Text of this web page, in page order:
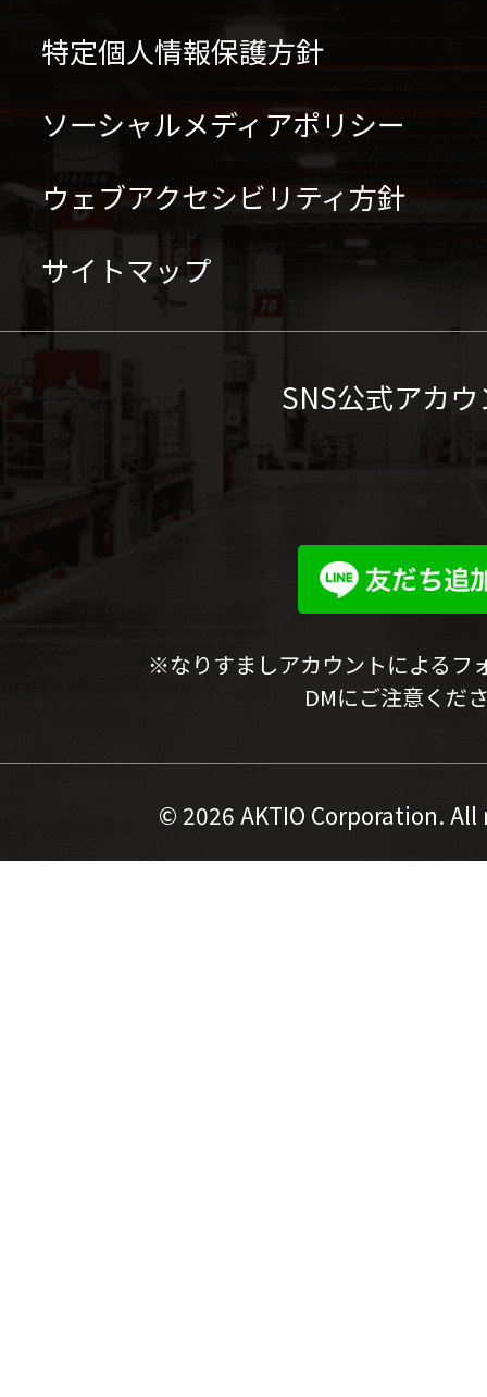
特定個人情報保護方針
ソーシャルメディアポリシー
ウェブアクセシビリティ方針
サイトマップ
SNS公式アカ
※なりすましアカウントによるフ
DMにご注意くだ
© 2026 AKTIO Corporation.